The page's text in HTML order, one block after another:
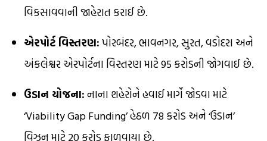
વિકસાવવાની જાહેરાત કરાઈ છે.
એરપોર્ટ વિસ્તરણ:પોરબંદર, ભાવનગર, સુરત, વડોદરા અને
અંકલેશ્વર એરપોર્ટના વિસ્તરણ માટે ₹95 કરોડની જોગવાઈ છે.
ઉડાન યોજના:નાના શહેરોને હવાઈ માર્ગે જોડવા માટે
‘Viability Gap Funding’ હેઠળ ₹78 કરોડ અને ‘ઉડાન’
વિઝન માટે ₹20 કરોડ ફાળવાયા છે.